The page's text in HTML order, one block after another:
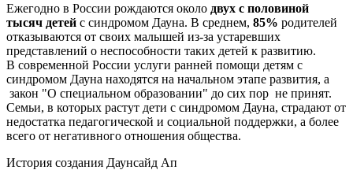
Ежегодно в России рождаются около двух с половиной
тысяч детей с синдромом Дауна. В среднем, 85% родителей
отказываются от своих малышей из-за устаревших
представлений о неспособности таких детей к развитию.
В современной России услуги ранней помощи детям с
синдромом Дауна находятся на начальном этапе развития, а
закон "О специальном образовании" до сих пор не принят.
Семьи, в которых растут дети с синдромом Дауна, страдают от
недостатка педагогической и социальной поддержки, а более
всего от негативного отношения общества.
История создания Даунсайд Ап